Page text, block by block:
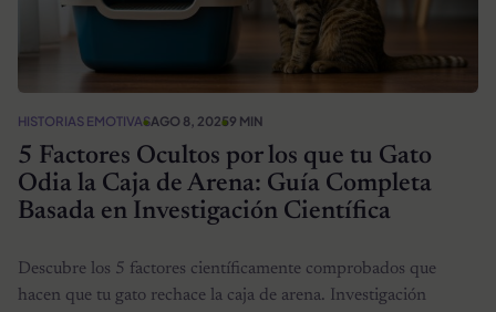
HISTORIAS EMOTIVASAGO 8, 20259 MIN
5 Factores Ocultos por los que tu Gato
Odia la Caja de Arena: Guía Completa
Basada en Investigación Científica
Descubre los 5 factores científicamente comprobados que
hacen que tu gato rechace la caja de arena. Investigación